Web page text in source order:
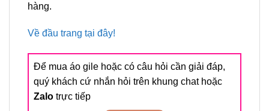
hàng.
Về đầu trang tại đây!
Để mua áo gile hoặc có câu hỏi cần giải đáp,
quý khách cứ nhắn hỏi trên khung chat hoặc
Zalo trực tiếp